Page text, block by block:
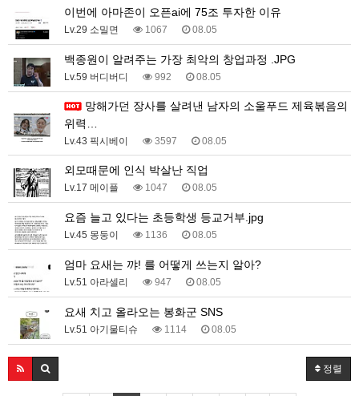
이번에 아마존이 오픈ai에 75조 투자한 이유
Lv.29 소밀면 1067 08.05
백종원이 알려주는 가장 최악의 창업과정 .JPG
Lv.59 버디버디 992 08.05
위력…
Lv.43 픽시베이 3597 08.05
외모때문에 인식 박살난 직업
Lv.17 메이플 1047 08.05
요즘 늘고 있다는 초등학생 등교거부.jpg
Lv.45 몽둥이 1136 08.05
엄마 요새는 꺄! 를 어떻게 쓰는지 알아?
Lv.51 아라셀리 947 08.05
요새 치고 올라오는 봉화군 SNS
Lv.51 아기물티슈 1114 08.05
정렬